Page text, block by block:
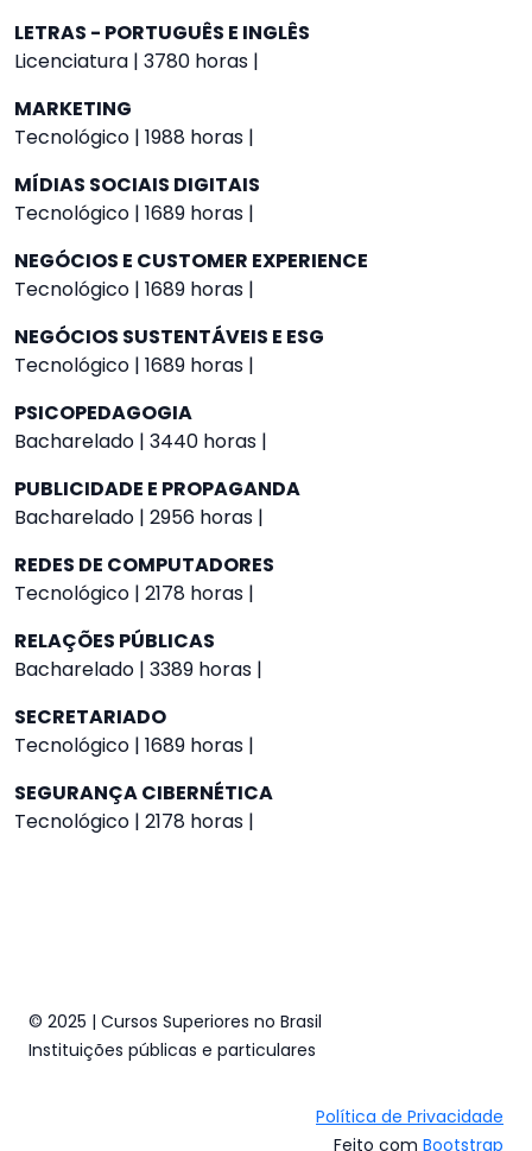
LETRAS - PORTUGUÊS E INGLÊS
Licenciatura | 3780 horas |
MARKETING
Tecnológico | 1988 horas |
MÍDIAS SOCIAIS DIGITAIS
Tecnológico | 1689 horas |
NEGÓCIOS E CUSTOMER EXPERIENCE
Tecnológico | 1689 horas |
NEGÓCIOS SUSTENTÁVEIS E ESG
Tecnológico | 1689 horas |
PSICOPEDAGOGIA
Bacharelado | 3440 horas |
PUBLICIDADE E PROPAGANDA
Bacharelado | 2956 horas |
REDES DE COMPUTADORES
Tecnológico | 2178 horas |
RELAÇÕES PÚBLICAS
Bacharelado | 3389 horas |
SECRETARIADO
Tecnológico | 1689 horas |
SEGURANÇA CIBERNÉTICA
Tecnológico | 2178 horas |
© 2025 | Cursos Superiores no Brasil
Instituições públicas e particulares
Política de Privacidade
Feito com Bootstrap